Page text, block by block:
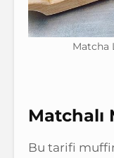
Matcha
Matchalı
Bu tarifi